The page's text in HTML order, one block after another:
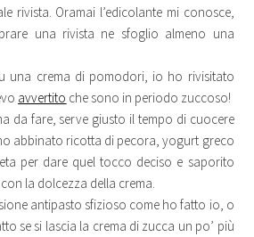
rivista. Oramai l’edicolante mi conosce,
una rivista ne sfoglio almeno una
una crema di pomodori, io ho rivisitato
avvertito che sono in periodo zuccoso!
da fare, serve giusto il tempo di cuocere
abbinato ricotta di pecora, yogurt greco
per dare quel tocco deciso e saporito
la dolcezza della crema.
antipasto sfizioso come ho fatto io, o
se si lascia la crema di zucca un po’ più